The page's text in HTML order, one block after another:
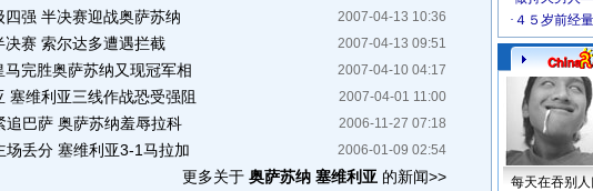
2007-04-13 10:36
强 半决赛迎战奥萨苏纳
2007-04-13 09:51
赛 索尔达多遭遇拦截
2007-04-10 04:17
完胜奥萨苏纳又现冠军相
2007-04-01 11:00
塞维利亚三线作战恐受强阻
2006-11-27 07:18
追巴萨 奥萨苏纳羞辱拉科
2006-01-09 02:54
场丢分 塞维利亚3-1马拉加
更多关于 奥萨苏纳 塞维利亚 的新闻>> 每天在吞别